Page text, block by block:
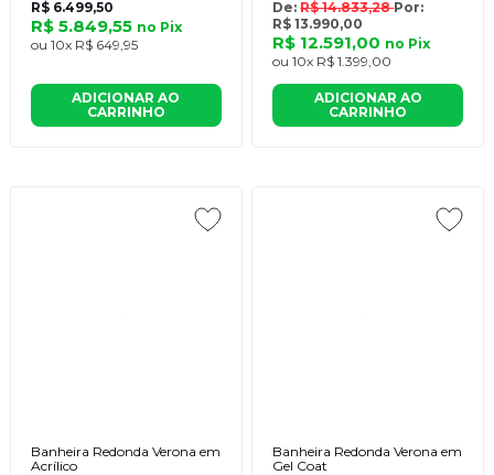
R$ 6.499,50
R$ 5.849,55 no Pix
ou 10x R$ 649,95
ADICIONAR AO
CARRINHO
De: R$ 14.833,28Por:
R$ 13.990,00
R$ 12.591,00 no Pix
ou 10x R$ 1.399,00
ADICIONAR AO
CARRINHO
Banheira Redonda Verona em
Acrílico
Banheira Redonda Verona em
Gel Coat